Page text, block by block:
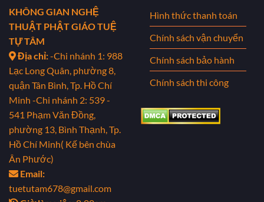
KHÔNG GIAN NGHỆ
THUẬT PHẬT GIÁO TUỆ
TỰ TÂM
Địa chỉ:-Chi nhánh 1: 988
Lạc Long Quân, phường 8,
quận Tân Bình, Tp. Hồ Chí
Minh -Chi nhánh 2: 539 -
541 Phạm Văn Đồng,
phường 13, Bình Thạnh, Tp.
Hồ Chí Minh( Kế bên chùa
Ân Phước)
Email:
tuetutam678@gmail.com
Hình thức thanh toán
Chính sách vận chuyển
Chính sách bảo hành
Chính sách thi công